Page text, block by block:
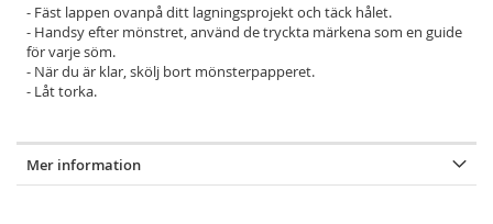
- Fäst lappen ovanpå ditt lagningsprojekt och täck hålet.
- Handsy efter mönstret, använd de tryckta märkena som en guide
för varje söm.
- När du är klar, skölj bort mönsterpapperet.
- Låt torka.
Mer information